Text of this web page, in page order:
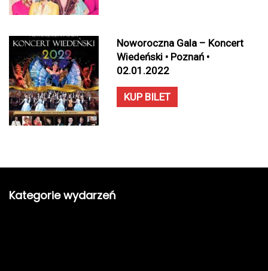
Noworoczna Gala – Koncert
Wiedeński • Poznań •
02.01.2022
KUP BILET
Kategorie wydarzeń